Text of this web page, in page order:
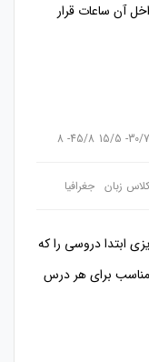
آن ساعات قرار
30/7- 15/5
45/8- 8
کلاس زبان جغرافیا
ابتدا دروسی را که
مناسب برای هر درس